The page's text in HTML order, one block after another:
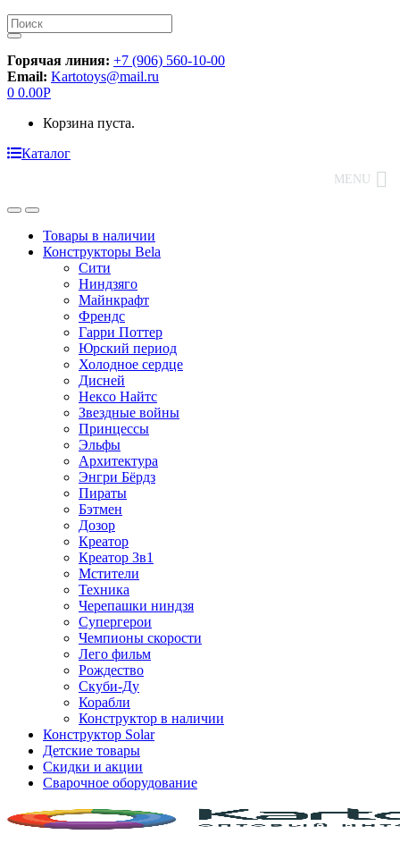
Искать:
Горячая линия: +7 (906) 560-10-00
Email: Kartotoys@mail.ru
0 0.00Р
Корзина пуста.
Каталог
MENU
Товары в наличии
Конструкторы Bela
Сити
Ниндзяго
Майнкрафт
Френдс
Гарри Поттер
Юрский период
Холодное сердце
Дисней
Нексо Найтс
Звездные войны
Принцессы
Эльфы
Архитектура
Энгри Бёрдз
Пираты
Бэтмен
Дозор
Креатор
Креатор 3в1
Мстители
Техника
Черепашки ниндзя
Супергерои
Чемпионы скорости
Лего фильм
Рождество
Скуби-Ду
Корабли
Конструктор в наличии
Конструктор Solar
Детские товары
Скидки и акции
Сварочное оборудование